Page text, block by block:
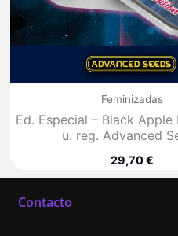
Feminizadas
Ed. Especial – Black
u. reg. Advanced
29,70€
Contacto